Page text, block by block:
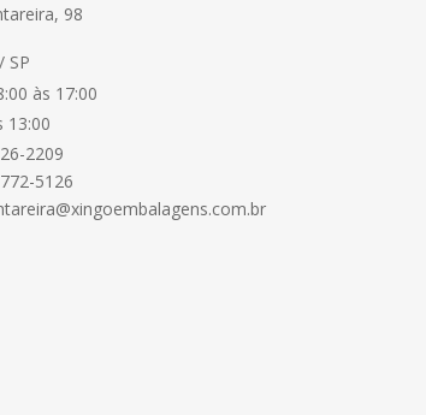
98
SP
às 17:00
13:00
2209
5126